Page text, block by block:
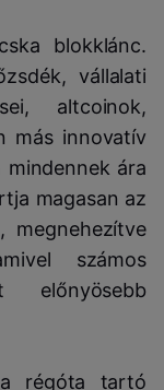
blokklánc.
vállalati
altcoinok,
más innovatív
ára
magasan az
megnehezítve
számos
előnyösebb
régóta tartó